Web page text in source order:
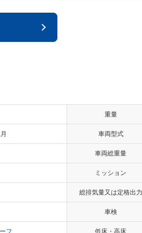
重量
車両型式
車両総重量
ミッション
総排気量又は定格出力
車検
フ 低床・高床